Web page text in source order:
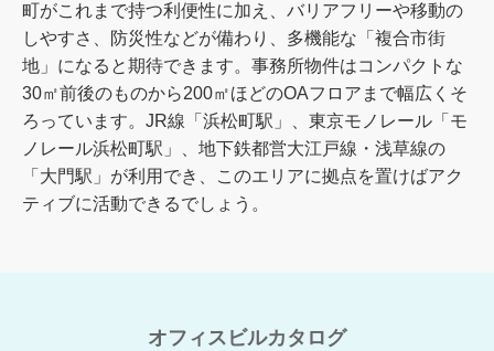
町がこれまで持つ利便性に加え、バリアフリーや移動の
しやすさ、防災性などが備わり、多機能な「複合市街
地」になると期待できます。事務所物件はコンパクトな
30㎡前後のものから200㎡ほどのOAフロアまで幅広くそ
ろっています。JR線「浜松町駅」、東京モノレール「モ
ノレール浜松町駅」、地下鉄都営大江戸線・浅草線の
「大門駅」が利用でき、このエリアに拠点を置けばアク
ティブに活動できるでしょう。
オフィスビルカタログ